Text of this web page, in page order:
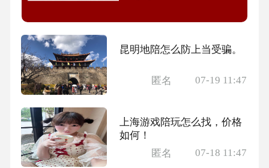
昆明地陪怎么防上当受骗。
匿名 07-19 11:47
上海游戏陪玩怎么找，价格
如何！
匿名
07-18 11:47